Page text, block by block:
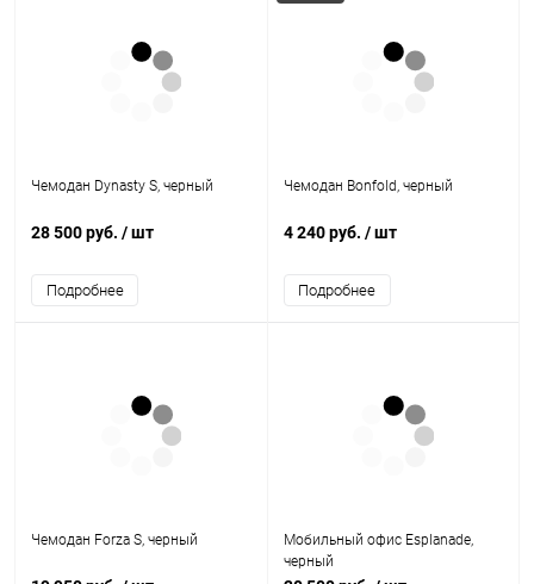
Чемодан Dynasty S, черный
28 500 руб. / шт
Подробнее
Чемодан Bonfold, черный
4 240 руб. / шт
Подробнее
Чемодан Forza S, черный
Мобильный офис Esplanade,
черный